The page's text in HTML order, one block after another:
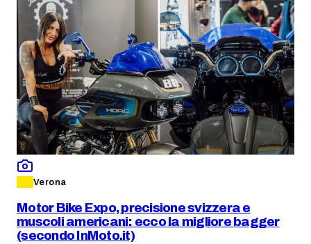
Verona
Motor Bike Expo, precisione svizzera e
muscoli americani: ecco la migliore bagger
(secondo InMoto.it)